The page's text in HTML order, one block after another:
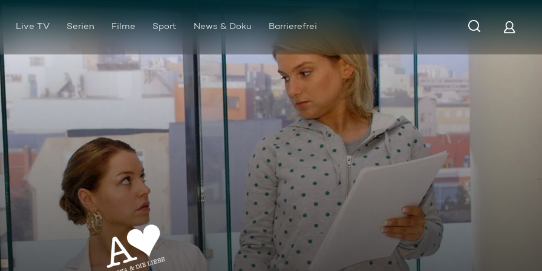
Live TV Serien Filme Sport News & Doku Barrierefrei
Teamarbeit